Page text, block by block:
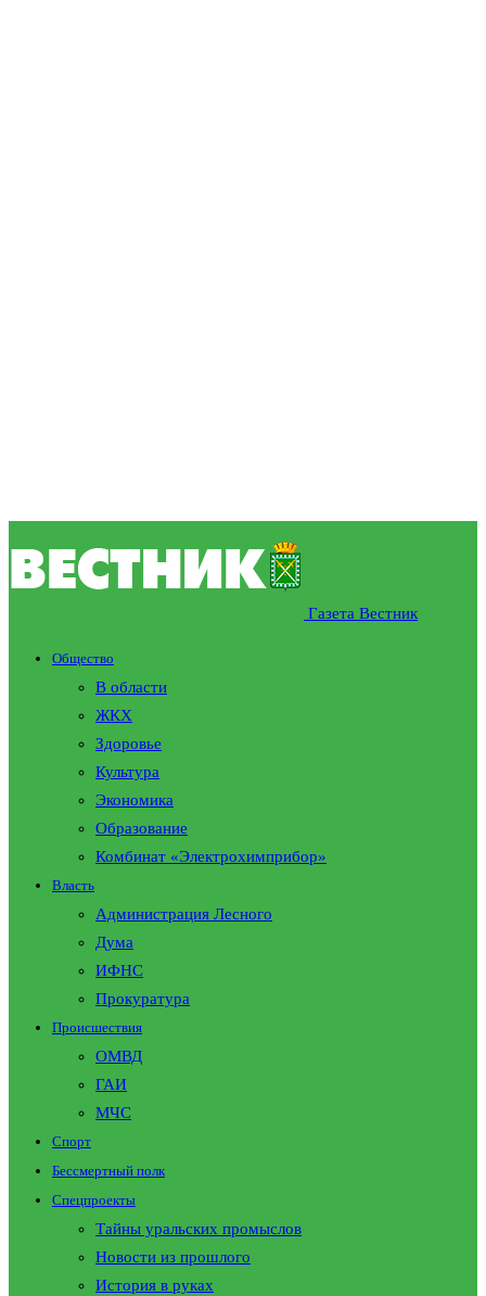
Газета Вестник
Общество
В области
ЖКХ
Здоровье
Культура
Экономика
Образование
Комбинат «Электрохимприбор»
Власть
Администрация Лесного
Дума
ИФНС
Прокуратура
Происшествия
ОМВД
ГАИ
МЧС
Спорт
Бессмертный полк
Спецпроекты
Тайны уральских промыслов
Новости из прошлого
История в руках